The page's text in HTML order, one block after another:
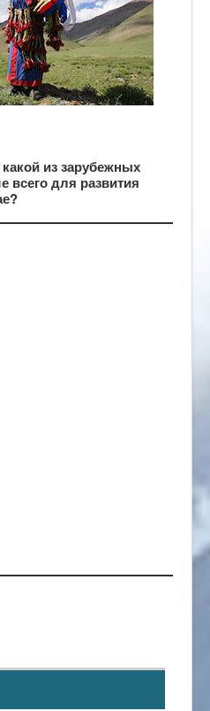
из зарубежных
всего для развития